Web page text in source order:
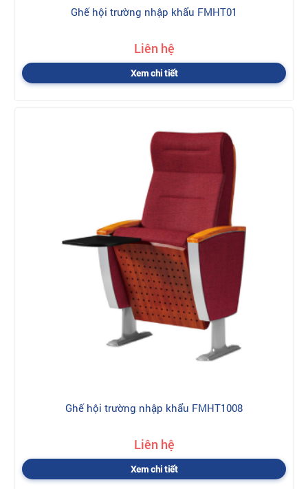
Ghế hội trường nhập khẩu FMHT01
Liên hệ
Xem chi tiết
Ghế hội trường nhập khẩu FMHT1008
Liên hệ
Xem chi tiết